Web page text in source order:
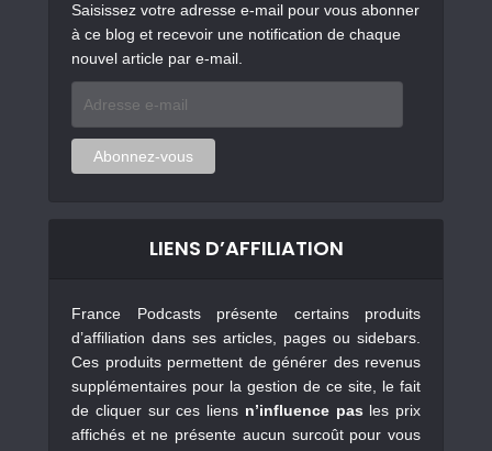
Saisissez votre adresse e-mail pour vous abonner
à ce blog et recevoir une notification de chaque
nouvel article par e-mail.
mail
Abonnez-vous
LIENS D’AFFILIATION
France Podcasts présente certains produits
d’affiliation dans ses articles, pages ou sidebars.
Ces produits permettent de générer des revenus
supplémentaires pour la gestion de ce site, le fait
de cliquer sur ces liens n’influence pas les prix
affichés et ne présente aucun surcoût pour vous